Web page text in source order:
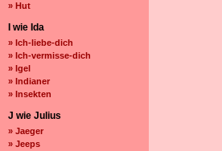
» Hut
I wie Ida
» Ich-liebe-dich
» Ich-vermisse-dich
» Igel
» Indianer
» Insekten
J wie Julius
» Jaeger
» Jeeps